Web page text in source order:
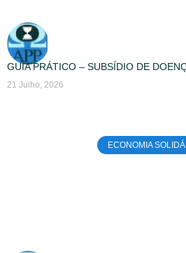
GUIA PRÁTICO – SUBSÍDIO DE
21 Julho, 2026
ECONOMIA